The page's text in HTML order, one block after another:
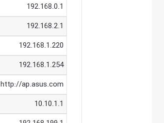
192.168.0.1
192.168.2.1
192.168.1.220
192.168.1.254
http://ap.asus.com
10.10.1.1